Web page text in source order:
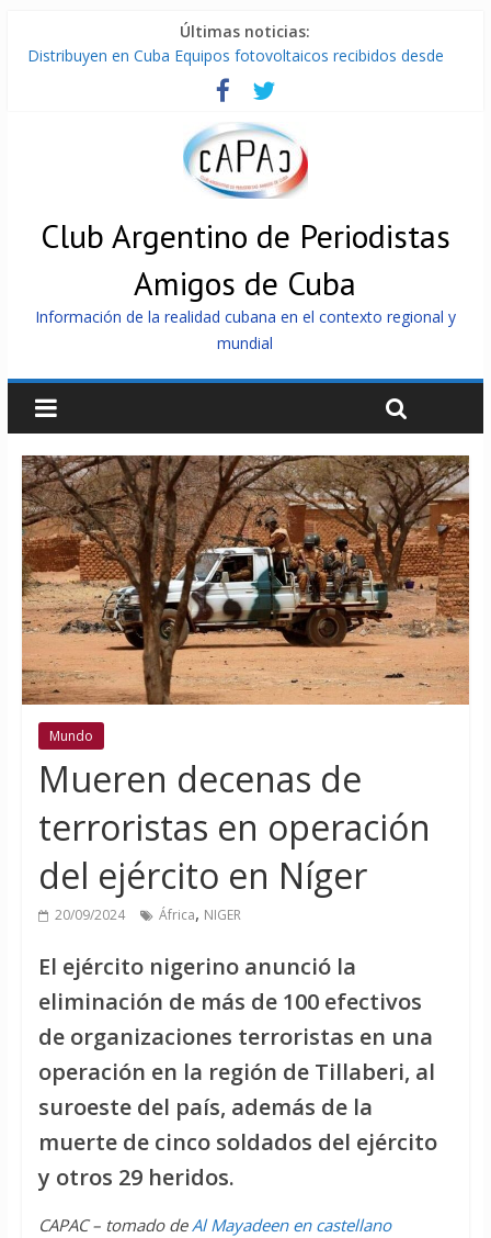
Últimas noticias:
Distribuyen en Cuba Equipos fotovoltaicos recibidos desde
La ONU condena medidas de EE.UU contra Cuba
Cuba alerta sobre doctrina militar de dominación de EEUU
Nuevas sanciones de EEUU contra Cuba apuntan a la
cooperación militar con Rusia y China
Brutal represión contra los que marchan para que no se
venda la patria
Club Argentino de Periodistas
Amigos de Cuba
Información de la realidad cubana en el contexto regional y
mundial
Mundo
Mueren decenas de
terroristas en operación
del ejército en Níger
20/09/2024 África, NIGER
El ejército nigerino anunció la
eliminación de más de 100 efectivos
de organizaciones terroristas en una
operación en la región de Tillaberi, al
suroeste del país, además de la
muerte de cinco soldados del ejército
y otros 29 heridos.
CAPAC – tomado deAl Mayadeen en castellano